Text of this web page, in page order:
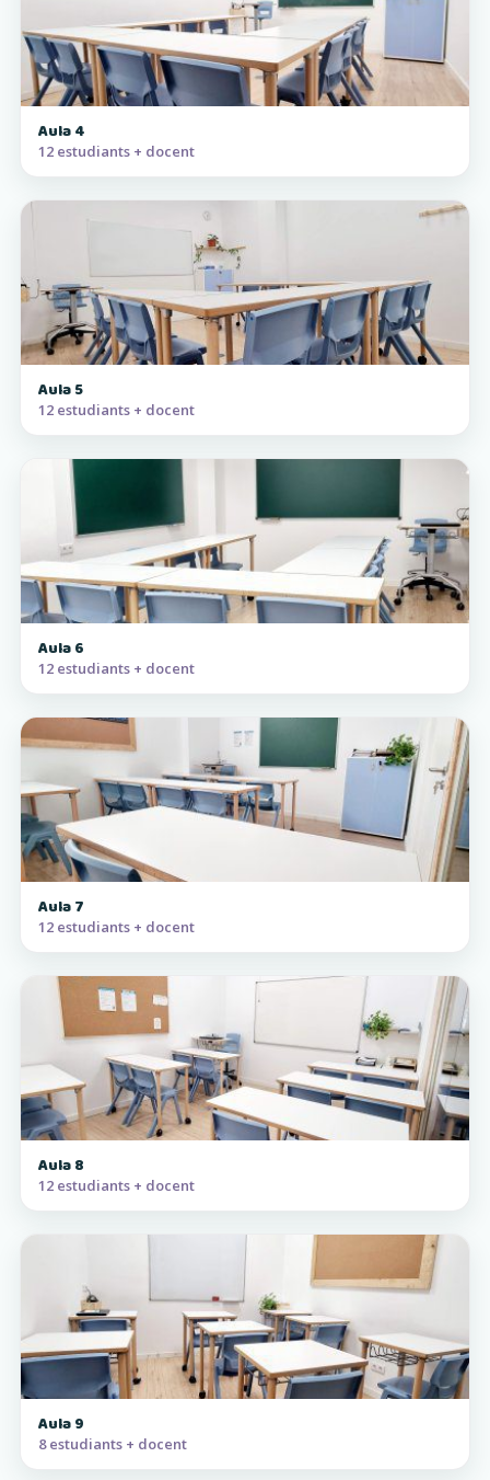
Aula 4
12 estudiants + docent
Aula 5
12 estudiants + docent
Aula 6
12 estudiants + docent
Aula 7
12 estudiants + docent
Aula 8
12 estudiants + docent
Aula 9
8 estudiants + docent